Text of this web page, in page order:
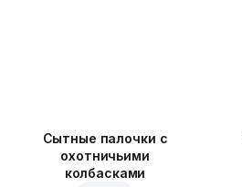
Cытные палочки с
охотничьими
колбасками